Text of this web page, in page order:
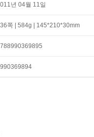
년 04월 11일
쪽 | 584g | 145*210*30mm